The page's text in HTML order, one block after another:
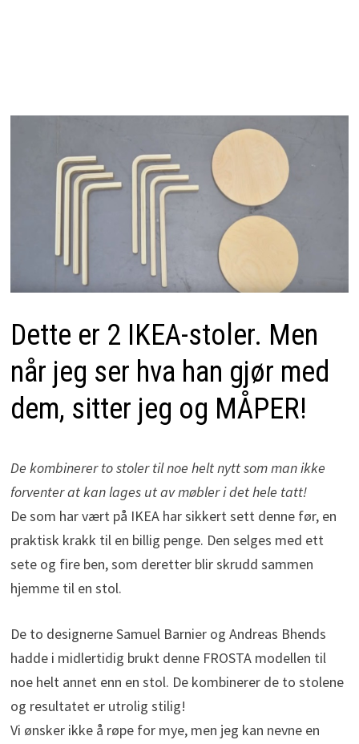
Dette er 2 IKEA-stoler. Men
når jeg ser hva han gjør med
dem, sitter jeg og MÅPER!
De kombinerer to stoler til noe helt nytt som man ikke
forventer at kan lages ut av møbler i det hele tatt!
De som har vært på IKEA har sikkert sett denne før, en
praktisk krakk til en billig penge. Den selges med ett
sete og fire ben, som deretter blir skrudd sammen
hjemme til en stol.
De to designerne Samuel Barnier og Andreas Bhends
hadde i midlertidig brukt denne FROSTA modellen til
noe helt annet enn en stol. De kombinerer de to stolene
og resultatet er utrolig stilig!
Vi ønsker ikke å røpe for mye, men jeg kan nevne en